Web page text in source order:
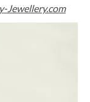
Jewellery.com